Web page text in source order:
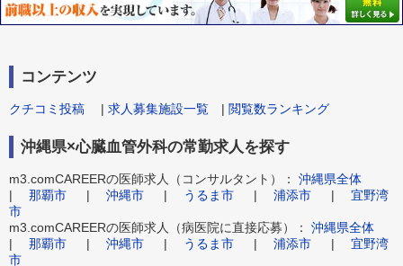
コンテンツ
クチコミ投稿 | 求人募集施設一覧 | 閲覧数ランキング
沖縄県×心臓血管外科の常勤求人を探す
m3.comCAREERの医師求人（コンサルタント）： 沖縄県全体
| 那覇市 | 沖縄市 | うるま市 | 浦添市 | 宜野湾
市
m3.comCAREERの医師求人（病医院に直接応募）： 沖縄県全体
| 那覇市 | 沖縄市 | うるま市 | 浦添市 | 宜野湾
市